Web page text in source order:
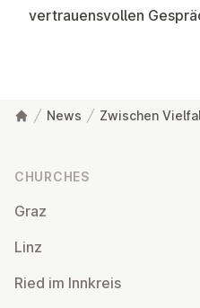
vertrauensvollen
News Zwischen
CHURCHES
Graz
Linz
Ried im Innkreis